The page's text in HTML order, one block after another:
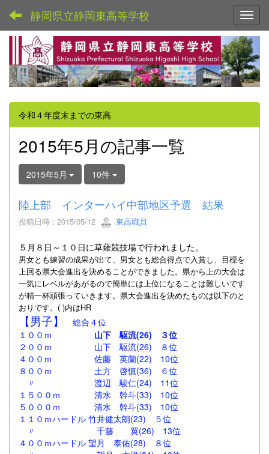
静岡県立静岡東高等学校
令和４年度末までの東高
2015年5月の記事一覧
2015年5月 10件
陸上部 インターハイ中部地区予選 結果
投稿日時 : 2015/05/12 東高職員
５月８日～１０日に草薙競技場で行われました。
男女とも練習の成果が出て、男女とも総合得点で入賞し、目標を
上回る県大会進出を決めることができました。 県から上の大会は
一気にレベルがあがるので簡単には上位になることは難しいです
が精一杯頑張っていきます。県大会進出を決めたものは以下のと
おりです。( )内はHR
【男子】
総合４位
１００ｍ
山下 駆流(26) ３位
２００ｍ 山下 駆流(26) ８位
４００ｍ 佐藤 英蘭(22) 10位
８００ｍ 土方 啓慎(36) ６位
〃 渡辺 駿仁(24) 11位
１５００ｍ 清水 幹斗(33) 10位
５０００ｍ 清水 幹斗(33) 10位
１１０ｍハードル 竹井健太朗(23) ５位
〃 千藤 翼(26) 13位
４００ｍハードル 望月 泰佑(28) ８位